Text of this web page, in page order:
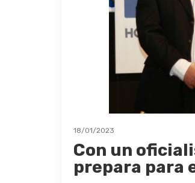
18/01/2023
Con un
prepara para